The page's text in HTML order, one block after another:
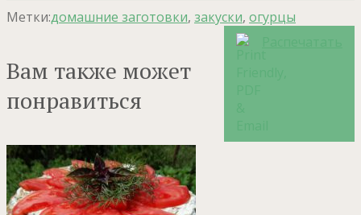
Метки:домашние заготовки, закуски, огурцы
Вам также может
понравиться